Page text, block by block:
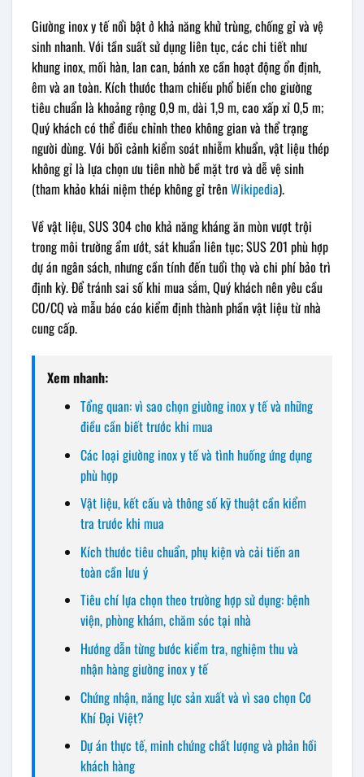
Giường inox y tế nổi bật ở khả năng khử trùng, chống gỉ và vệ
sinh nhanh. Với tần suất sử dụng liên tục, các chi tiết như
khung inox, mối hàn, lan can, bánh xe cần hoạt động ổn định,
êm và an toàn. Kích thước tham chiếu phổ biến cho giường
tiêu chuẩn là khoảng rộng 0,9 m, dài 1,9 m, cao xấp xỉ 0,5 m;
Quý khách có thể điều chỉnh theo không gian và thể trạng
người dùng. Với bối cảnh kiểm soát nhiễm khuẩn, vật liệu thép
không gỉ là lựa chọn ưu tiên nhờ bề mặt trơ và dễ vệ sinh
(tham khảo khái niệm thép không gỉ trênWikipedia).
Về vật liệu, SUS 304 cho khả năng kháng ăn mòn vượt trội
trong môi trường ẩm ướt, sát khuẩn liên tục; SUS 201 phù hợp
dự án ngân sách, nhưng cần tính đến tuổi thọ và chi phí bảo trì
định kỳ. Để tránh sai số khi mua sắm, Quý khách nên yêu cầu
CO/CQ và mẫu báo cáo kiểm định thành phần vật liệu từ nhà
cung cấp.
Xem nhanh:
Tổng quan: vì sao chọn giường inox y tế và những
điều cần biết trước khi mua
Các loại giường inox y tế và tình huống ứng dụng
phù hợp
Vật liệu, kết cấu và thông số kỹ thuật cần kiểm
tra trước khi mua
Kích thước tiêu chuẩn, phụ kiện và cải tiến an
toàn cần lưu ý
Tiêu chí lựa chọn theo trường hợp sử dụng: bệnh
viện, phòng khám, chăm sóc tại nhà
Hướng dẫn từng bước kiểm tra, nghiệm thu và
nhận hàng giường inox y tế
Chứng nhận, năng lực sản xuất và vì sao chọn Cơ
Khí Đại Việt?
Dự án thực tế, minh chứng chất lượng và phản hồi
khách hàng